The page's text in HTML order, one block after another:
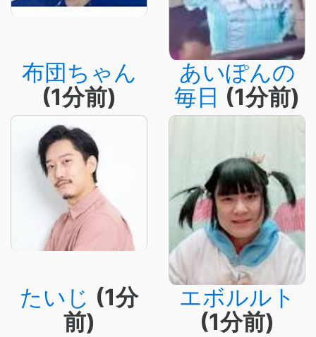
布団ちゃん
(1分前)
あいぽんの
毎日 (1分前)
たいじ (1分
前)
エボルルト
(1分前)